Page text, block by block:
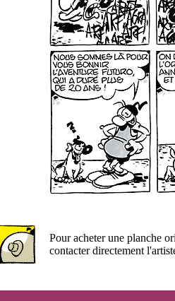
Pour acheter une planche
contacter directement